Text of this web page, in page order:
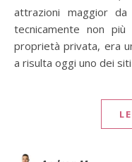
attrazioni maggior
tecnicamente non
proprietà privata, era
a risulta oggi uno dei